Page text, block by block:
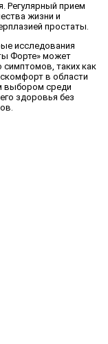
Регулярный прием
жизни и
простаты.
исследования
Форте» может
таких как
в области
выбором среди
здоровья без